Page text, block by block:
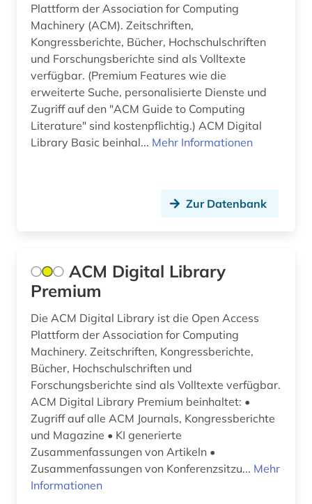
discovery system (1)
dissertation (1)
dokumentenserver (3)
dortmund (1)
druck (1)
dämpfung (1)
e-learning (5)
e-technik (1)
e-tutorial (1)
edition (1)
eigentum (1)
Plattform der Association for Computing
Machinery (ACM). Zeitschriften,
Kongressberichte, Bücher, Hochschulschriften
und Forschungsberichte sind als Volltexte
verfügbar. (Premium Features wie die
erweiterte Suche, personalisierte Dienste und
Zugriff auf den "ACM Guide to Computing
Literature" sind kostenpflichtig.) ACM Digital
Library Basic beinhal... Mehr Informationen
Zur Datenbank
ACM Digital Library
Premium
Die ACM Digital Library ist die Open Access
Plattform der Association for Computing
Machinery. Zeitschriften, Kongressberichte,
Bücher, Hochschulschriften und
Forschungsberichte sind als Volltexte verfügbar.
ACM Digital Library Premium beinhaltet: •
Zugriff auf alle ACM Journals, Kongressberichte
und Magazine • KI generierte
Zusammenfassungen von Artikeln •
Zusammenfassungen von Konferenzsitzu... Mehr
Informationen